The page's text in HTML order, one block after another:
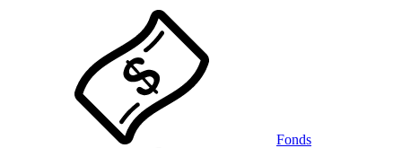
Fonds